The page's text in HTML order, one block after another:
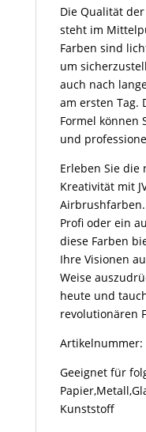
Die Qualität der
steht im
Farben sind
um
auch nach
am ersten Tag.
Formel können
und
Erleben Sie die
Kreativität mit
Profi oder ein
diese Farben
Ihre Visionen
Weise
heute und
revolutionären
Artikelnummer:
Geeignet für
Kunststoff